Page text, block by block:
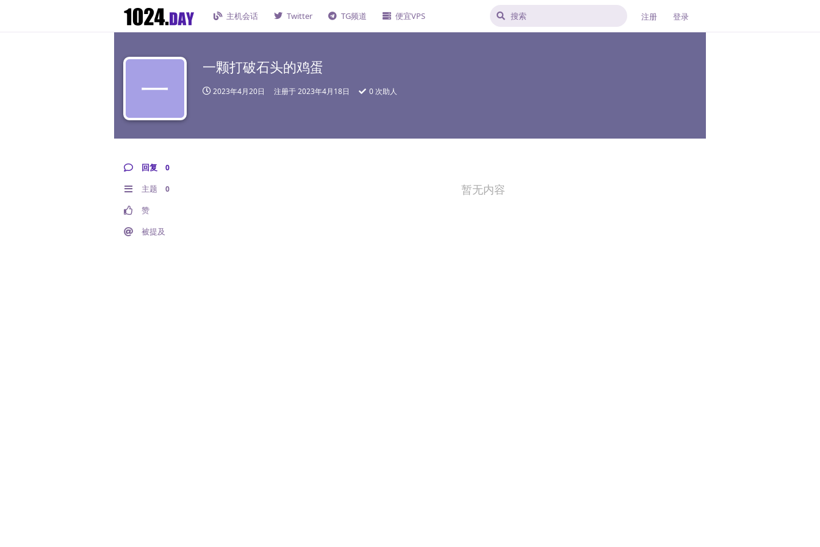
主机会话 Twitter TG频道 便宜VPS 注册 登录
一
一颗打破石头的鸡蛋
2023年4月20日 注册于2023年4月18日 0 次助人
回复 0
主题 0
赞
被提及
暂无内容